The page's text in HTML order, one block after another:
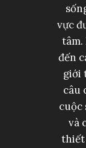
vực
tâm.
đến
giới
câu
cuộc
và
thiết